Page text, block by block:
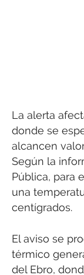
La alerta
donde se
alcancen
Según la
Pública, para
una
centígrados.
El aviso se
térmico
del Ebro,